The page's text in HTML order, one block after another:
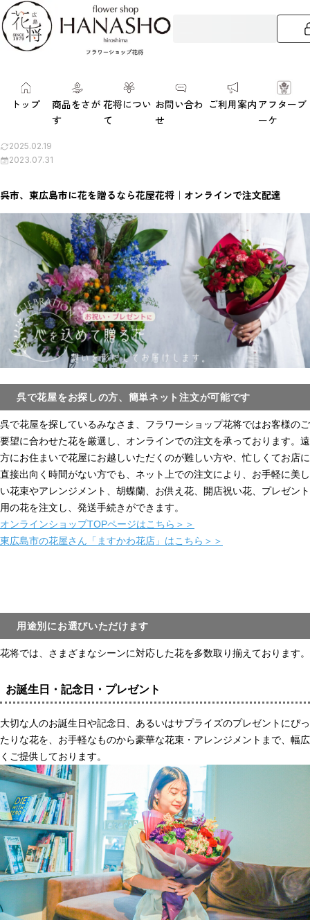
トップ
商品をさが
す
花将につい
て
お問い合わ
せ
ご利用案内 アフターブ
ーケ
2025.02.19
2023.07.31
呉市、東広島市に花を贈るなら花屋花将｜オンラインで注文配達
呉で花屋をお探しの方、簡単ネット注文が可能です
呉で花屋を探しているみなさま、フラワーショップ花将ではお客様のご
要望に合わせた花を厳選し、オンラインでの注文を承っております。遠
方にお住まいで花屋にお越しいただくのが難しい方や、忙しくてお店に
直接出向く時間がない方でも、ネット上での注文により、お手軽に美し
い花束やアレンジメント、胡蝶蘭、お供え花、開店祝い花、プレゼント
用の花を注文し、発送手続きができます。
オンラインショップTOPページはこちら＞＞
東広島市の花屋さん「ますかわ花店」はこちら＞＞
用途別にお選びいただけます
花将では、さまざまなシーンに対応した花を多数取り揃えております。
お誕生日・記念日・プレゼント
大切な人のお誕生日や記念日、あるいはサプライズのプレゼントにぴっ
たりな花を、お手軽なものから豪華な花束・アレンジメントまで、幅広
くご提供しております。